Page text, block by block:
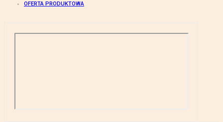
OFERTA PRODUKTOWA